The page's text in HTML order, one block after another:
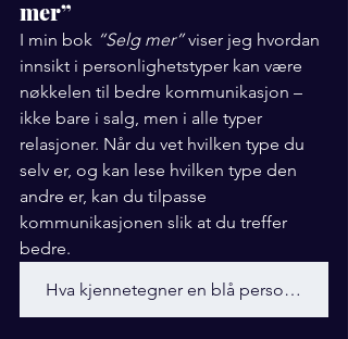
mer”
I min bok “Selg mer” viser jeg hvordan
innsikt i personlighetstyper kan være
nøkkelen til bedre kommunikasjon –
ikke bare i salg, men i alle typer
relasjoner. Når du vet hvilken type du
selv er, og kan lese hvilken type den
andre er, kan du tilpasse
kommunikasjonen slik at du treffer
bedre.
Hva kjennetegner en blå personlighet